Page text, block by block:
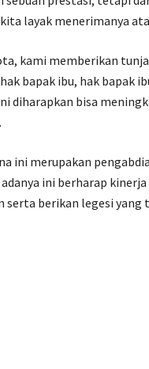
layak menerimanya
kami memberikan
bapak ibu, hak bapak
diharapkan bisa
ini merupakan
adanya ini berharap
berikan legesi yang